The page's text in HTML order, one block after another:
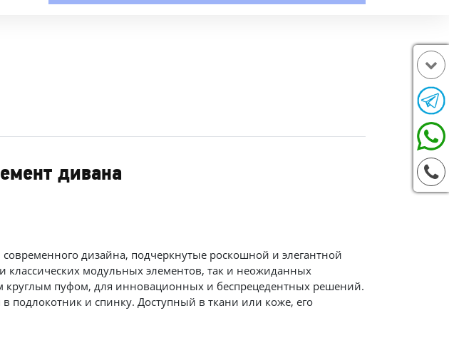
дивана
дизайна, подчеркнутые роскошной и элегантной
классических модульных элементов, так и неожиданных
круглым пуфом, для инновационных и беспрецедентных решений.
подлокотник и спинку. Доступный в ткани или коже, его